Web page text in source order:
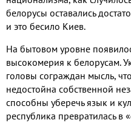
белорусы оставались
и это бесило Киев.
На бытовом уровне
высокомерия к белорусам.
головы сограждан мысль,
недостойна собственной
способны уберечь язык и
республика превратилась в